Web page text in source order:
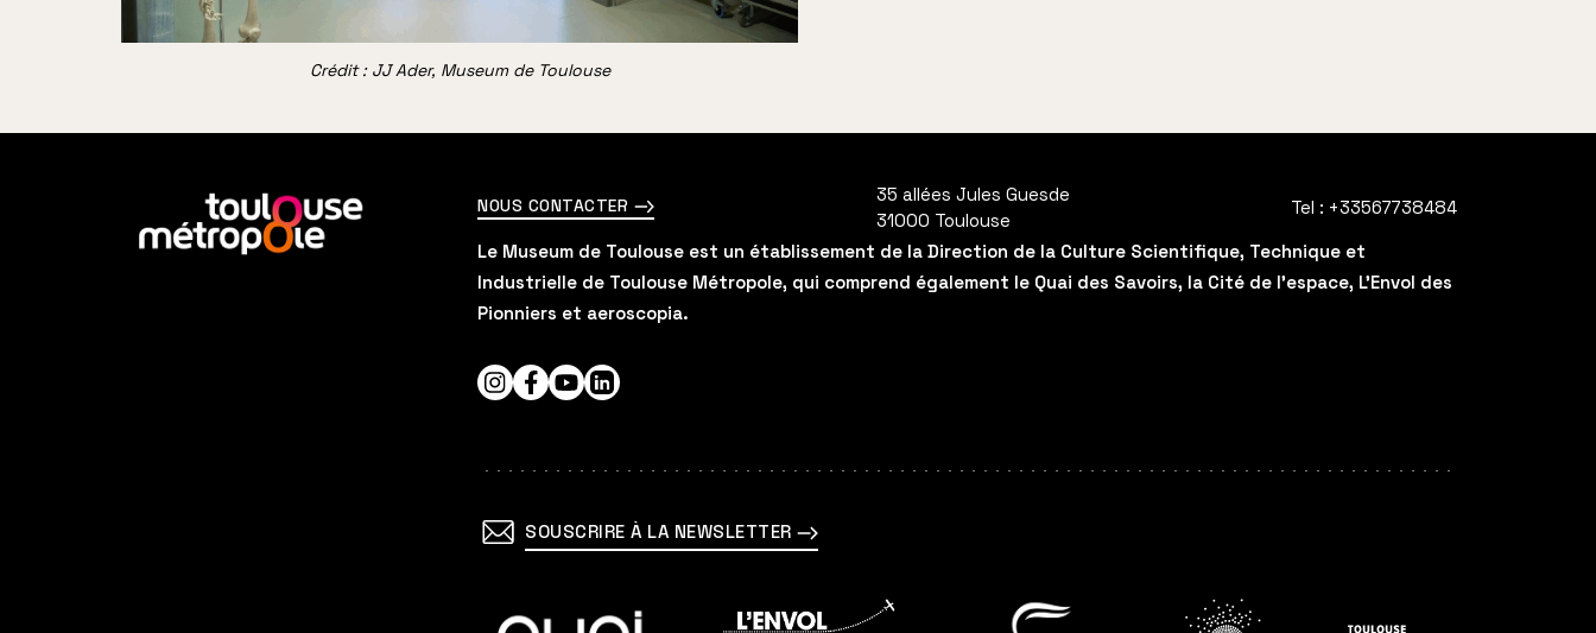
Crédit : JJ Ader, Museum de Toulouse
En
savoir
plus
NOUS CONTACTER
35 allées Jules Guesde
31000 Toulouse
Tel : +33567738484
Le Museum de Toulouse est un établissement de la Direction de la Culture Scientifique, Technique et
Industrielle de Toulouse Métropole, qui comprend également le Quai des Savoirs, la Cité de l'espace, L'Envol des
Pionniers et aeroscopia.
Instagram
Facebook
YouTubeLinkedIn
SOUSCRIRE À LA NEWSLETTER